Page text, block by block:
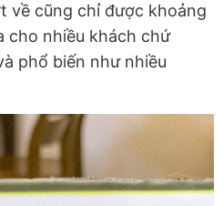
về cũng chỉ được khoảng
cho nhiều khách chứ
phổ biến như nhiều